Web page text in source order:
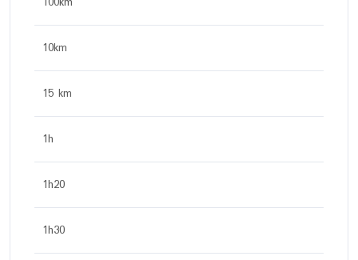
10km
15 km
1h
1h20
1h30